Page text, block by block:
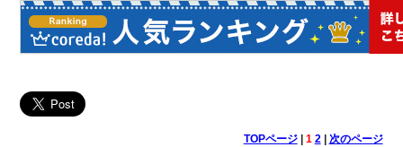
TOPページ| 1 2| 次のページ